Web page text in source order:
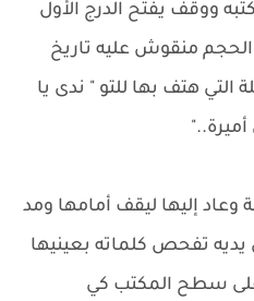
ووقف يفتح الدرج الأول
منقوش عليه تاريخ
التي هتف بها للتو " ندى يا
وعاد إليها ليقف أمامها ومد
يديه تفحص كلماته بعينيها
سطح المكتب كي